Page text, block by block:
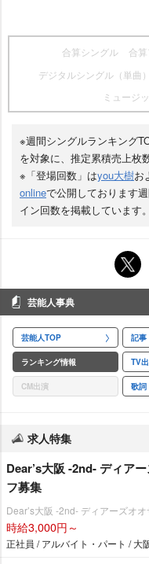
合算シングル 合
デジタルシングル（単曲）
ミュージ
※週間シングルランキング
を対象に、推定累積売上枚
※「登場回数」はyou大樹お
onlineで公開しております
イン回数を掲載しています。
芸能人事典
芸能人TOP 記事
ランキング情報 TV
CM出演 歌詞
求人特集
Dear’s大阪 -2nd- ディア
フ募集
Dear’s大阪 -2nd- ディアーズオ
時給3,000円～
正社員 / アルバイト・パート / 大